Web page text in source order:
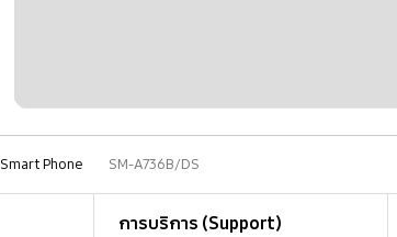
Smart Phone SM-A736B/DS
การบริการ (Support)